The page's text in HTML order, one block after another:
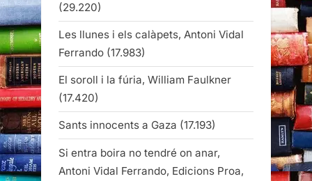
(29.220)
Les llunes i els calàpets, Antoni Vidal
Ferrando (17.983)
El soroll i la fúria, William Faulkner
(17.420)
Sants innocents a Gaza (17.193)
Si entra boira no tendré on anar,
Antoni Vidal Ferrando, Edicions Proa,